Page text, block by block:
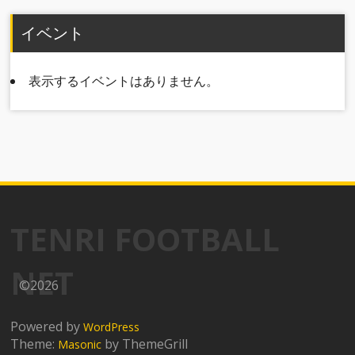
イベント
表示するイベントはありません。
TENRI FOOTBALL
NET
©2026
Powered byWordPress
Theme: Masonic by ThemeGrill